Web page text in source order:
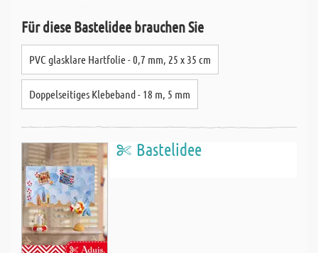
Für diese Bastelidee brauchen Sie
PVC glasklare Hartfolie - 0,7 mm, 25 x 35 cm
Doppelseitiges Klebeband - 18 m, 5 mm
Bastelidee